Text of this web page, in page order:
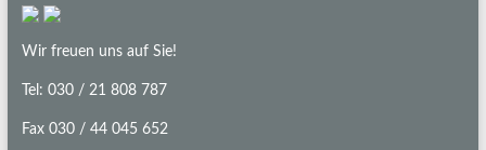
Wir freuen uns auf Sie!
Tel: 030 / 21 808 787
Fax 030 / 44 045 652